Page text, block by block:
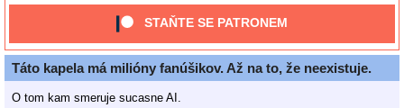
STAŇTE SE PATRONEM
Táto kapela má milióny fanúšikov. Až na to, že neexistuje.
O tom kam smeruje sucasne AI.